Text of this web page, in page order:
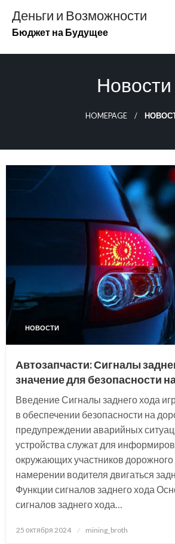
содержимому
Деньги и Возможности
Бюджет на Будущее
Новости
HOMEPAGE
НОВОСТИ
Автозапчасти: Сигналы
значение для безопасности
Введение Сигналы заднего хода
в обеспечении безопасности на
предупреждении аварийных
устройства служат для
окружающих участников
намерении водителя двигаться
Функции сигналов заднего хода
сигналов заднего хода…
Posted
25 октября 2024 mining_broth